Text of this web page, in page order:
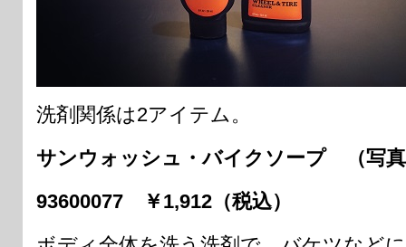
洗剤関係は2アイテム。
サンウォッシュ・バイクソープ （写
93600077 ￥1,912（税込）